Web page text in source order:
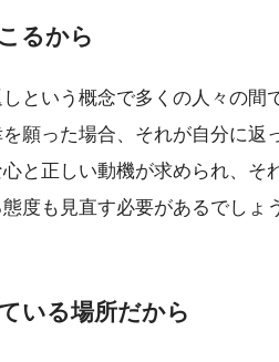
るから
という概念で多くの人々の間
願った場合、それが自分に返
と正しい動機が求められ、そ
度も見直す必要があるでしょ
いる場所だから